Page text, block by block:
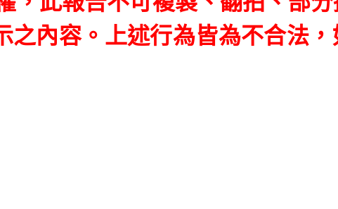
之內容。 上述行為皆為不合法